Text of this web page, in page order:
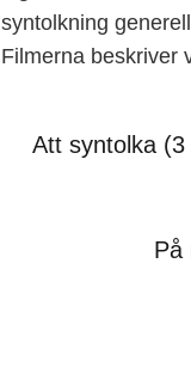
syntolkning
Filmerna beskriver
Att syntolka (3
På